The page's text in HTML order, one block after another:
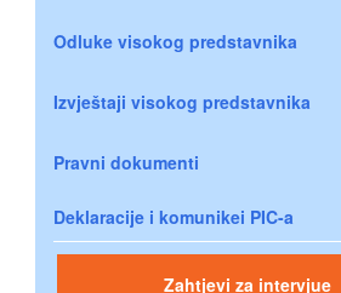
Odluke visokog predstavnika
Izvještaji visokog predstavnika
Pravni dokumenti
Deklaracije i komunikei PIC-a
Zahtjevi za intervjue